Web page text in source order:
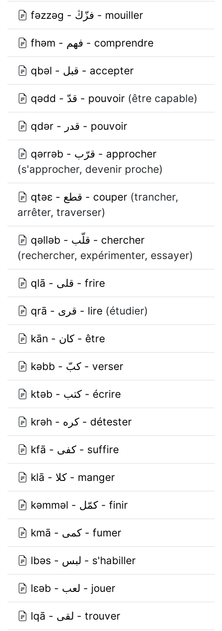
fǝzzǝg - فزّڭ - mouiller
fhǝm - فهم - comprendre
qbǝl - قبل - accepter
qǝdd - قدّ - pouvoir (être capable)
qdǝr - قدر - pouvoir
qǝrrǝb - قرّب - approcher
(s'approcher, devenir proche)
qtǝɛ - قطع - couper (trancher,
arrêter, traverser)
qǝllǝb - قلّب - chercher
(rechercher, expérimenter, essayer)
qlā - قلى - frire
qrā - قرى - lire (étudier)
kān - كان - être
kǝbb - كبّ - verser
ktǝb - كتب - écrire
krǝh - كره - détester
kfā - كفى - suffire
klā - كلا - manger
kǝmmǝl - كمّل - finir
kmā - كمى - fumer
lbǝs - لبس - s'habiller
lɛǝb - لعب - jouer
lqā - لقى - trouver